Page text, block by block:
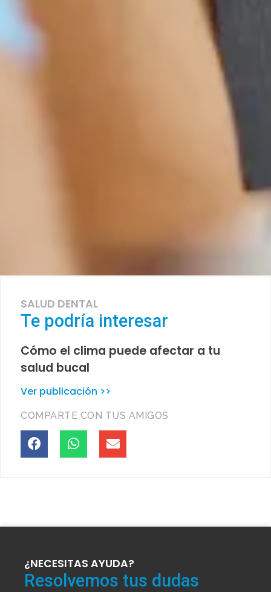
SALUD DENTAL
Te podría interesar
Cómo el clima puede afectar a tu
salud bucal
Ver publicación >>
COMPARTE CON TUS AMIGOS
¿NECESITAS AYUDA?
Resolvemos tus dudas